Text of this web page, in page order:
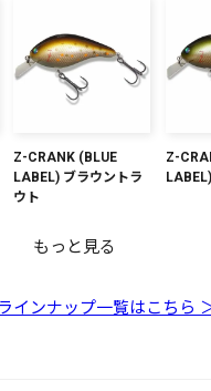
Z-CRANK (BLUE
LABEL) ブラウントラ
ウト
Z-
もっと見る
インナップ一覧はこちら